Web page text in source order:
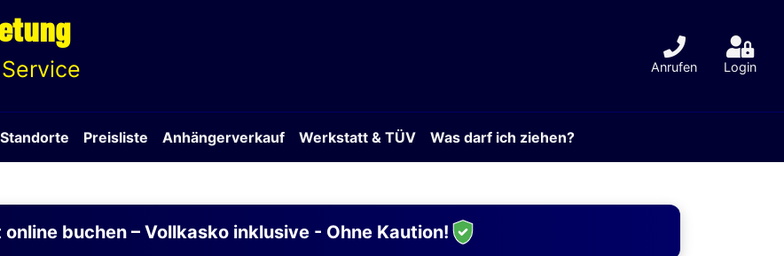
Anrufen Login
Standorte Preisliste Anhängerverkauf Werkstatt & TÜV Was darf ich ziehen?
buchen – Vollkasko inklusive - Ohne Kaution!